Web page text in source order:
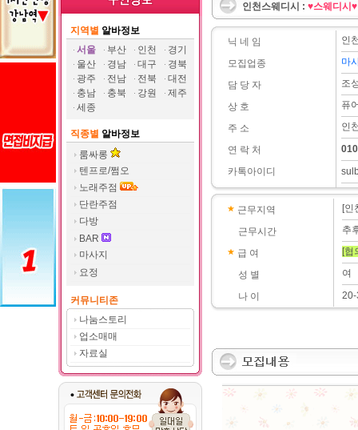
지역별 알바정보
서울
부산 인천
경기
울산
경남 대구
경북
광주
전남 전북
대전
충남
충북 강원
제주
세종
직종별 알바정보
룸싸롱
텐프로/쩜오
노래주점
단란주점
다방
BAR
마사지
요정
커뮤니티존
나눔스토리
업소매매
자료실
인천스웨디시 : ♥스웨디시
닉 네 임
모집업종
담 당 자
상 호
주 소
연 락 처
카톡아이디
인
마
조
퓨
인
근무지역
근무시간
급 여
성 별
나 이
[인
추
[협
여